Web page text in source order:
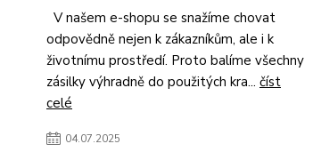
V našem e-shopu se snažíme chovat
odpovědně nejen k zákazníkům, ale i k
životnímu prostředí. Proto balíme všechny
zásilky výhradně do použitých kra... číst
celé
04.07.2025